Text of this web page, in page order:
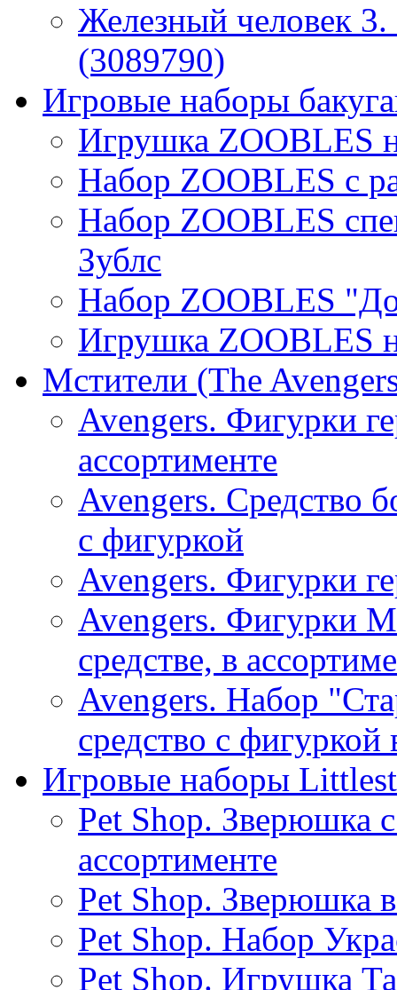
Железный человек
(3089790)
Игровые наборы
Игрушка ZOOBLES
Набор ZOOBLES с
Набор ZOOBLES
Зублс
Набор ZOOBLES
Игрушка ZOOBLES
Мстители (The
Avengers. Фигурки
ассортименте
Avengers. Средство
с фигуркой
Avengers. Фигурки
Avengers. Фигурки
средстве, в
Avengers. Набор
средство с фигуркой
Игровые наборы
Pet Shop. Зверюшка
ассортименте
Pet Shop. Зверюшка
Pet Shop. Набор
Pet Shop. Игрушка